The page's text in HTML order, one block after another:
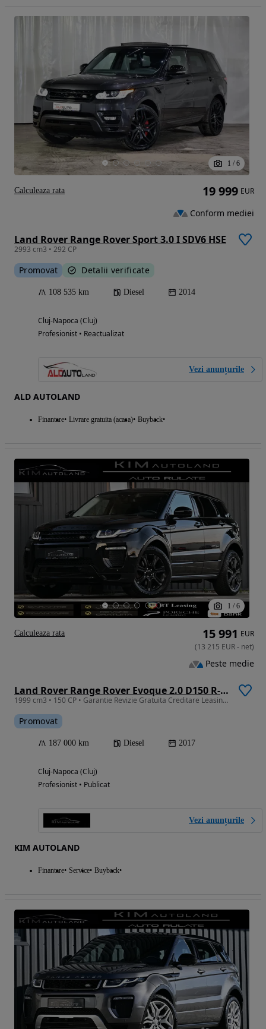
1 / 6
Land Rover Range Rover Sport 3.0 I SDV6 HSE
2993 cm3 • 292 CP
Promovat Detalii verificate
108 535 km Diesel 2014
Cluj-Napoca (Cluj)
Profesionist • Reactualizat
Vezi anunțurile
ALD AUTOLAND
Finantare Livrare gratuita (acasa) Buyback
19 999 EUR
Conform mediei
Calculeaza rata
1 / 6
Land Rover Range Rover Evoque 2.0 D150 R-Dynamic SE
1999 cm3 • 150 CP • Garantie Revizie Gratuita Creditare Leasing Rate Fixe R DYNAMIC
Promovat
187 000 km Diesel 2017
Cluj-Napoca (Cluj)
Profesionist • Publicat
Vezi anunțurile
KIM AUTOLAND
Finantare Service Buyback
15 991 EUR
(13 215 EUR- net)
Peste medie
Calculeaza rata